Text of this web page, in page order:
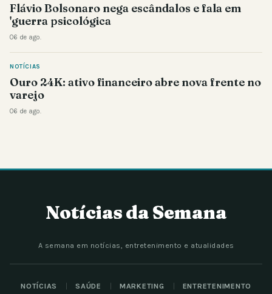
Flávio Bolsonaro nega escândalos e fala em
'guerra psicológica
06 de ago.
NOTÍCIAS
Ouro 24K: ativo financeiro abre nova frente no
varejo
06 de ago.
Notícias da Semana
A semana em notícias, entretenimento e atualidades
NOTÍCIAS SAÚDE MARKETING ENTRETENIMENTO